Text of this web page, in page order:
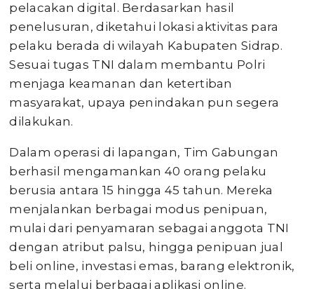
pelacakan digital. Berdasarkan hasil
penelusuran, diketahui lokasi aktivitas para
pelaku berada di wilayah Kabupaten Sidrap.
Sesuai tugas TNI dalam membantu Polri
menjaga keamanan dan ketertiban
masyarakat, upaya penindakan pun segera
dilakukan.
Dalam operasi di lapangan, Tim Gabungan
berhasil mengamankan 40 orang pelaku
berusia antara 15 hingga 45 tahun. Mereka
menjalankan berbagai modus penipuan,
mulai dari penyamaran sebagai anggota TNI
dengan atribut palsu, hingga penipuan jual
beli online, investasi emas, barang elektronik,
serta melalui berbagai aplikasi online.